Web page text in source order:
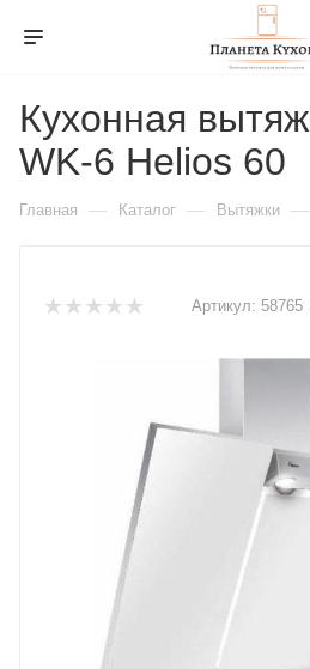
Кухонная
WK-6 Helios 60
Главная — Каталог — Вытяжки —
Артикул: 58765